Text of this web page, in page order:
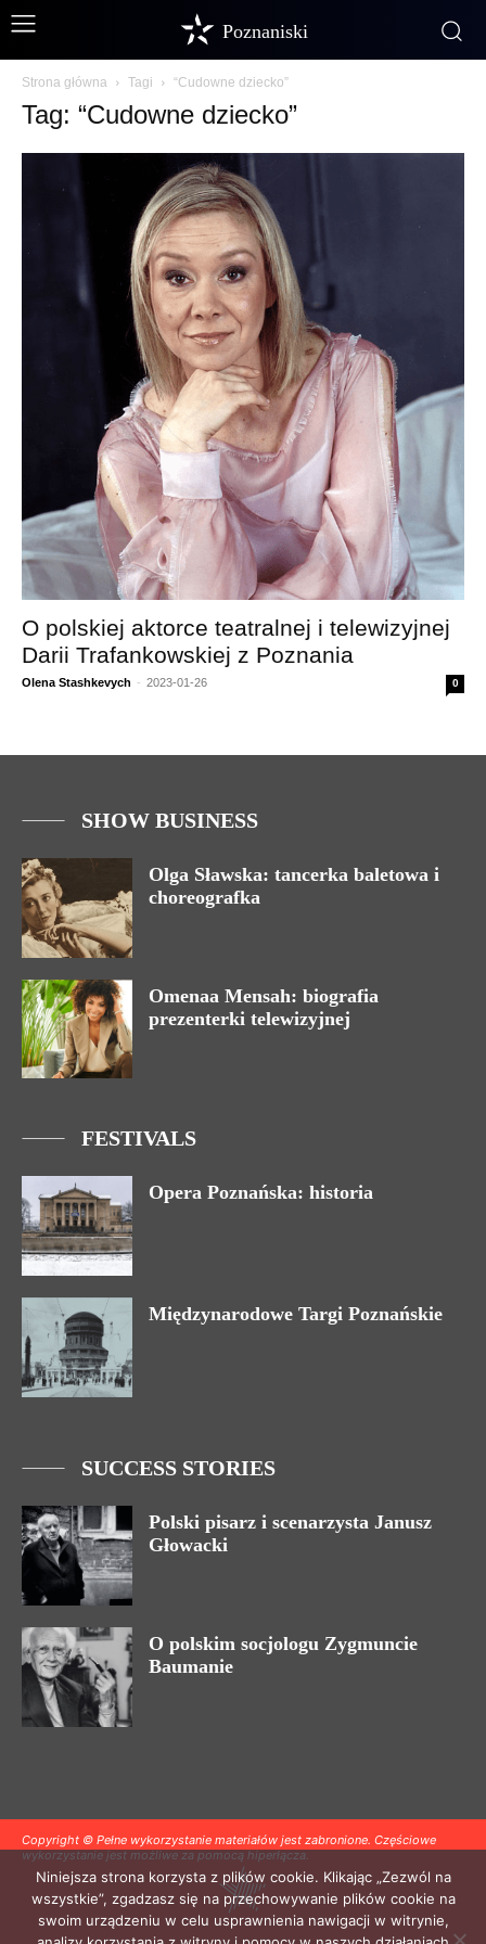
Poznaniski
Strona główna Tagi “Cudowne dziecko”
Tag: “Cudowne dziecko”
O polskiej aktorce teatralnej i telewizyjnej
Darii Trafankowskiej z Poznania
Olena Stashkevych - 2023-01-26 0
SHOW BUSINESS
Olga Sławska: tancerka baletowa i
choreografka
Omenaa Mensah: biografia
prezenterki telewizyjnej
FESTIVALS
Opera Poznańska: historia
Międzynarodowe Targi Poznańskie
SUCCESS STORIES
Polski pisarz i scenarzysta Janusz
Głowacki
O polskim socjologu Zygmuncie
Baumanie
Copyright © Pełne wykorzystanie materiałów jest zabronione. Częściowe
wykorzystanie jest możliwe za pomocą hiperłącza.
Niniejsza strona korzysta z plików cookie. Klikając „Zezwól na
wszystkie”, zgadzasz się na przechowywanie plików cookie na
swoim urządzeniu w celu usprawnienia nawigacji w witrynie,